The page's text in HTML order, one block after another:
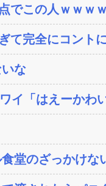
でこの人ｗｗｗ
て完全にコント
な
イ「はえーかわ
堂のざっかけな